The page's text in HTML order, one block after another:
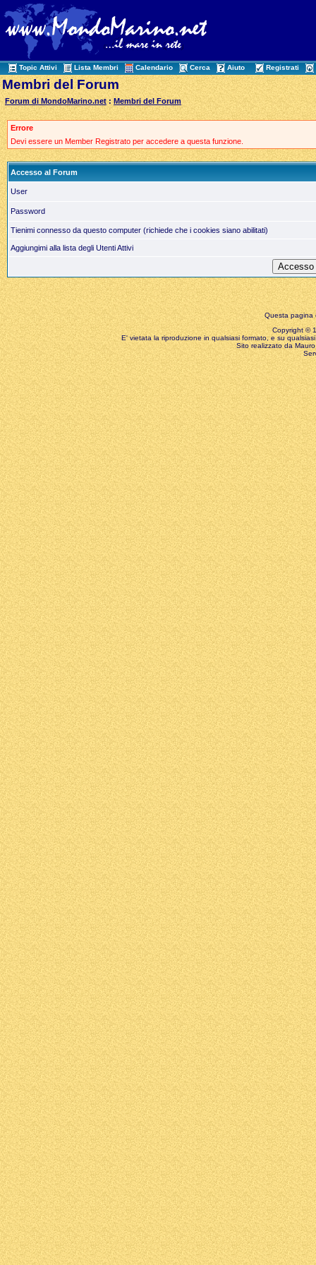
Topic Attivi Lista Membri Calendario Cerca Aiuto Registrati
Membri del Forum
Forum di MondoMarino.net :Membri del Forum
Errore
Devi essere un Member Registrato per accedere a questa funzione.
Accesso al Forum
User
Password
Tienimi connesso da questo computer (richiede che i cookies siano abilitati)
Aggiungimi alla lista degli Utenti Attivi
Questa pagina
Copyright ©
E' vietata la riproduzione in qualsiasi formato, e su
Sito realizzato da